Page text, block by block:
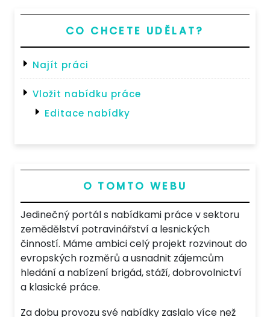
CO CHCETE UDĚLAT?
Najít práci
Vložit nabídku práce
Editace nabídky
O TOMTO WEBU
Jedinečný portál s nabídkami práce v sektoru
zemědělství potravinářství a lesnických
činností. Máme ambici celý projekt rozvinout do
evropských rozměrů a usnadnit zájemcům
hledání a nabízení brigád, stáží, dobrovolnictví
a klasické práce.
Za dobu provozu své nabídky zaslalo více než